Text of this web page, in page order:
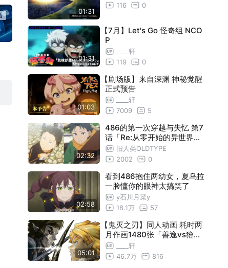
01:31
116
0
01:31
【7月】Let's Go 怪奇组 NCO
P
____轩
119
0
01:03
【剧场版】来自深渊 神秘觉醒
正式预告
____轩
7009
5
02:32
486的第一次穿越与失忆 第7
话「Re:从零开始的异世界生
活第四季」
旧人类OLDTYPE
2002
0
02:58
看到486抱住两幼女，夏乌拉
一脸懂你的眼神太搞笑了
y石川月菜y
18.1万
57
05:01
【鬼灭之刃】同人动画 耗时两
月作画1480张「善逸vs獪岳
」
____轩
46.7万
816